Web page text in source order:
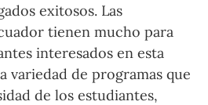
exitosos. Las
tienen mucho para
interesados en esta
variedad de programas que
de los estudiantes,